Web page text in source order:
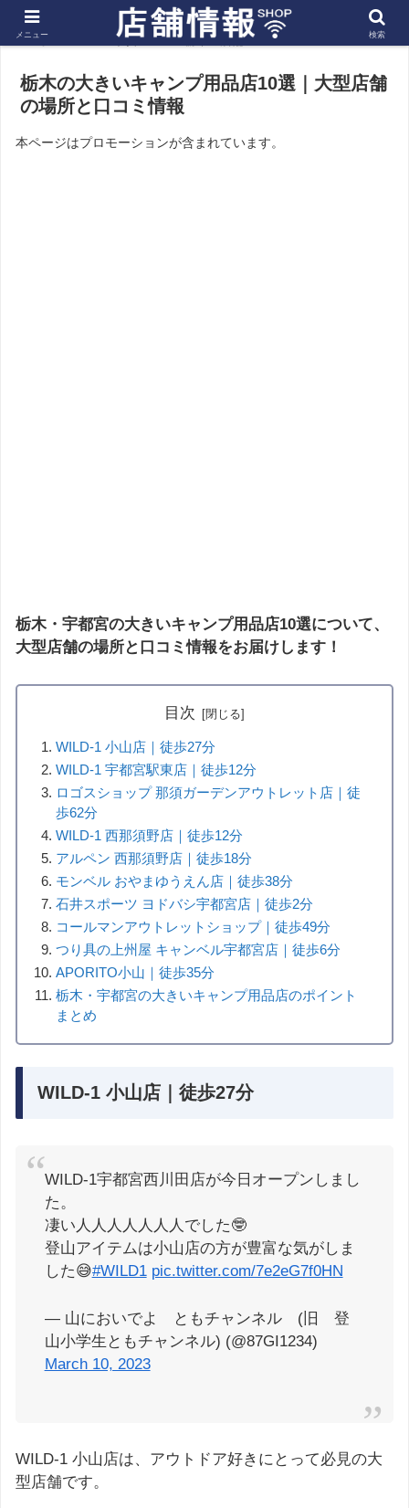
ホーム 関東 栃木の店舗
栃木の大きいキャンプ用品店10選｜大型店舗
の場所と口コミ情報
本ページはプロモーションが含まれています。
栃木・宇都宮の大きいキャンプ用品店10選について、
大型店舗の場所と口コミ情報をお届けします！
目次
WILD-1 小山店｜徒歩27分
WILD-1 宇都宮駅東店｜徒歩12分
ロゴスショップ 那須ガーデンアウトレット店｜徒
歩62分
WILD-1 西那須野店｜徒歩12分
アルペン 西那須野店｜徒歩18分
モンベル おやまゆうえん店｜徒歩38分
石井スポーツ ヨドバシ宇都宮店｜徒歩2分
コールマンアウトレットショップ｜徒歩49分
つり具の上州屋 キャンベル宇都宮店｜徒歩6分
APORITO小山｜徒歩35分
栃木・宇都宮の大きいキャンプ用品店のポイント
まとめ
WILD-1 小山店｜徒歩27分
WILD-1宇都宮西川田店が今日オープンしまし
た。
凄い人人人人人人人でした🤓
登山アイテムは小山店の方が豊富な気がしま
した😅#WILD1 pic.twitter.com/7e2eG7f0HN
— 山においでよ ともチャンネル (旧 登
山小学生ともチャンネル) (@87GI1234)
March 10, 2023
WILD-1 小山店は、アウトドア好きにとって必見の大
型店舗です。
メニュー 検索